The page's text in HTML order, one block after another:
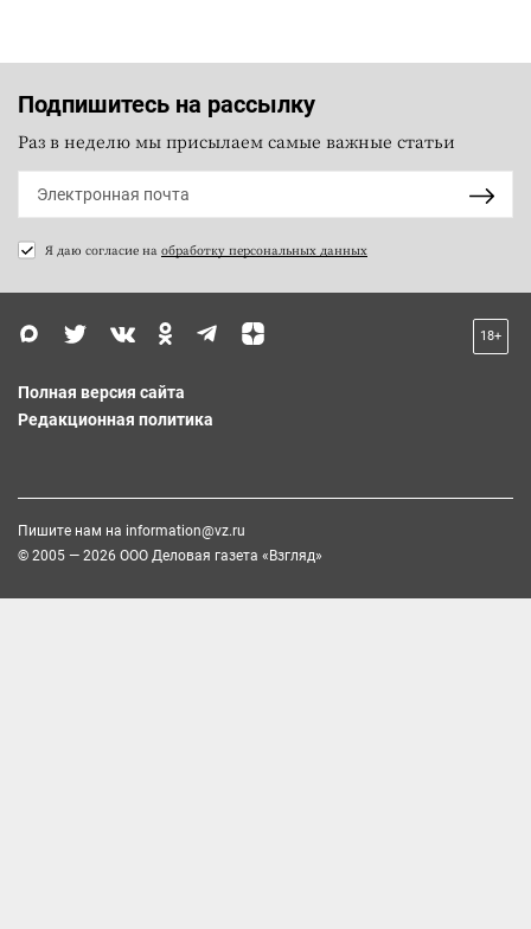
Подпишитесь на рассылку
Раз в неделю мы присылаем самые важные статьи
Я даю согласие на обработку персональных данных
18+
Полная версия сайта
Редакционная политика
Пишите нам на information@vz.ru
© 2005 — 2026 ООО Деловая газета «Взгляд»